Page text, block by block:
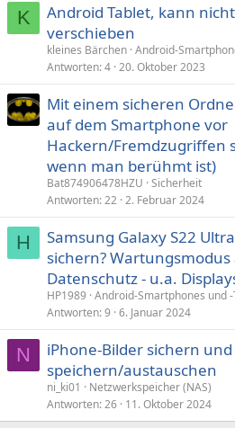
K
Android Tablet, kann
verschieben
kleines Bärchen Android-
Antworten 4 20. Oktober 2023
Mit einem sicheren
auf dem Smartphone vor
Hackern/Fremdzugriffen
wenn man berühmt ist)
Bat874906478HZU Sicherheit
Antworten 22 2. Februar 2024
H
Samsung Galaxy S22
sichern?
Datenschutz - u.a.
HP1989 Android-Smartphones und -
Antworten 9 6. Januar 2024
N
iPhone-Bilder sichern
speichern/austauschen
ni_ki01
Netzwerkspeicher (NAS)
Antworten 26 11. Oktober 2024